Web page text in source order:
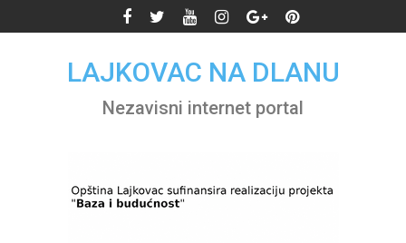
to
LAJKOVAC NA DLANU
Nezavisni internet portal